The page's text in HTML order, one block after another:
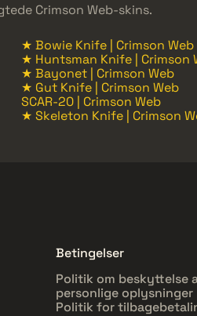
Crimson Web-skins.
★ Bowie Knife | Crimson Web
★ Huntsman Knife | Crimson
★ Bayonet | Crimson Web
★ Gut Knife | Crimson Web
SCAR-20 | Crimson Web
★ Skeleton Knife | Crimson
Betingelser
Politik om beskyttelse
personlige oplysninger
Politik for